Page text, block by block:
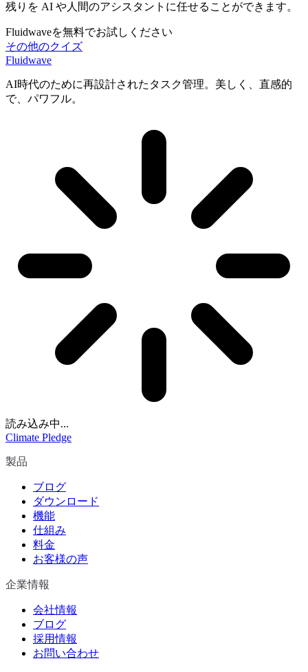
残りを AI や人間のアシスタントに任せることができます。
Fluidwaveを無料でお試しください
その他のクイズ
Fluidwave
AI時代のために再設計されたタスク管理。美しく、直感的
で、パワフル。
読み込み中...
Climate Pledge
製品
ブログ
ダウンロード
機能
仕組み
料金
お客様の声
企業情報
会社情報
ブログ
採用情報
お問い合わせ